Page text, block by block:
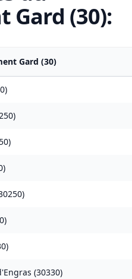
Gard (30):
Gard (30)
)
)
)
)
)
)
)
(30330)